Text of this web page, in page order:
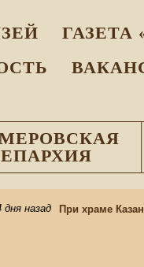
ГАЗЕТА
ЕПАРХИЯ
назад При храме